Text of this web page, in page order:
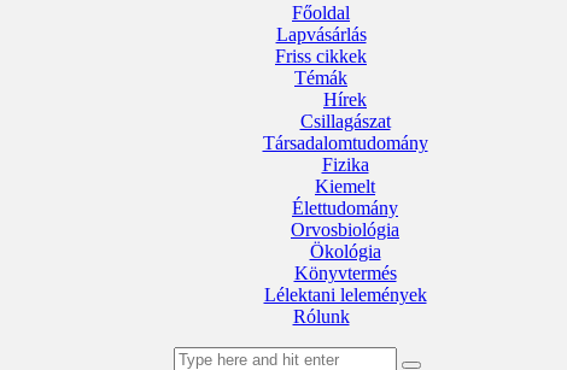
Főoldal
Lapvásárlás
Friss cikkek
Témák
Hírek
Csillagászat
Társadalomtudomány
Fizika
Kiemelt
Élettudomány
Orvosbiológia
Ökológia
Könyvtermés
Lélektani lelemények
Rólunk